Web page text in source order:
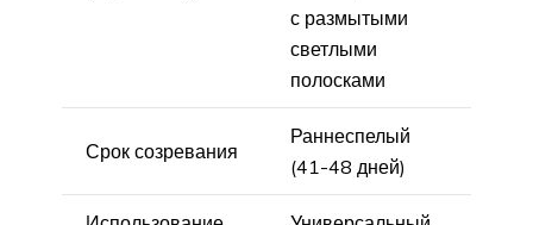
с размытыми
светлыми
полосками
Срок созревания
Раннеспелый
(41-48 дней)